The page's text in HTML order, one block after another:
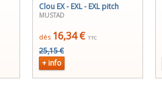
Clou EX - EXL - EXL pitch
MUSTAD
dès 16,34 € TTC
25,15 €
+ info